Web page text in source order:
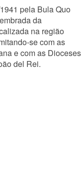
pela Bula Quo
da
na região
se com as
e com as Dioceses
del Rei.